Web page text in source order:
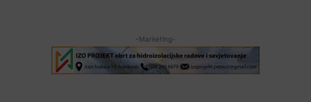
-Marketing-